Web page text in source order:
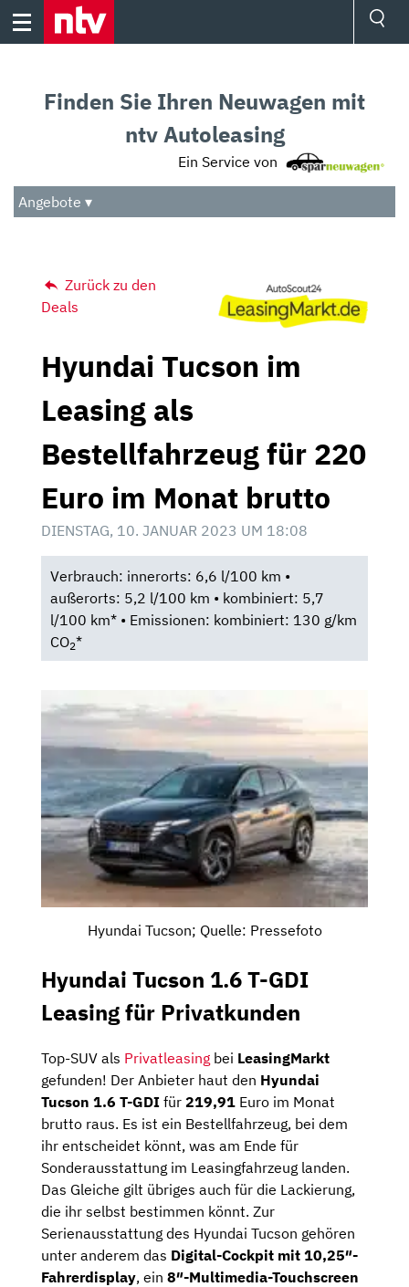
Skip
Audio
Das Beste
Finden Sie Ihren Neuwagen mit
ntv Autoleasing
Ein Service von
Angebote ▾
Zurück zu den
Deals
Hyundai Tucson im
Leasing als
Bestellfahrzeug für 220
Euro im Monat brutto
DIENSTAG, 10. JANUAR 2023 UM 18:08
Verbrauch: innerorts: 6,6 l/100 km •
außerorts: 5,2 l/100 km • kombiniert: 5,7
l/100 km* • Emissionen: kombiniert: 130 g/km
CO2*
Hyundai Tucson; Quelle: Pressefoto
Hyundai Tucson 1.6 T-GDI
Leasing für Privatkunden
Top-SUV als Privatleasing bei LeasingMarkt
gefunden! Der Anbieter haut den Hyundai
Tucson 1.6 T-GDI für 219,91 Euro im Monat
brutto raus. Es ist ein Bestellfahrzeug, bei dem
ihr entscheidet könnt, was am Ende für
Sonderausstattung im Leasingfahrzeug landen.
Das Gleiche gilt übriges auch für die Lackierung,
die ihr selbst bestimmen könnt. Zur
Serienausstattung des Hyundai Tucson gehören
unter anderem das Digital-Cockpit mit 10,25″-
Fahrerdisplay, ein 8″-Multimedia-Touchscreen